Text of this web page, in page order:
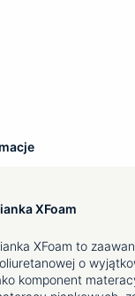
XFoam
XFoam to
o
komponent